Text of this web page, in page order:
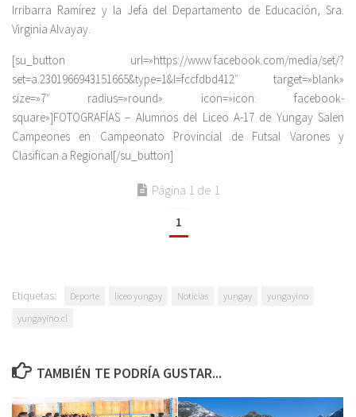
Irribarra Ramírez y la Jefa del Departamento de Educación, Sra.
Virginia Alvayay.
[su_button url=»https://www.facebook.com/media/set/?
set=a.2301966943151665&type=1&l=fccfdbd412″ target=»blank»
size=»7″ radius=»round» icon=»icon: facebook-
square»]FOTOGRAFÍAS – Alumnos del Liceo A-17 de Yungay Salen
Campeones en Campeonato Provincial de Futsal Varones y
Clasifican a Regional[/su_button]
Página 1 de 1
1
Etiquetas: Deporte liceo yungay Noticias yungay
yungayino
yungayino.cl
TAMBIÉN TE PODRÍA GUSTAR...